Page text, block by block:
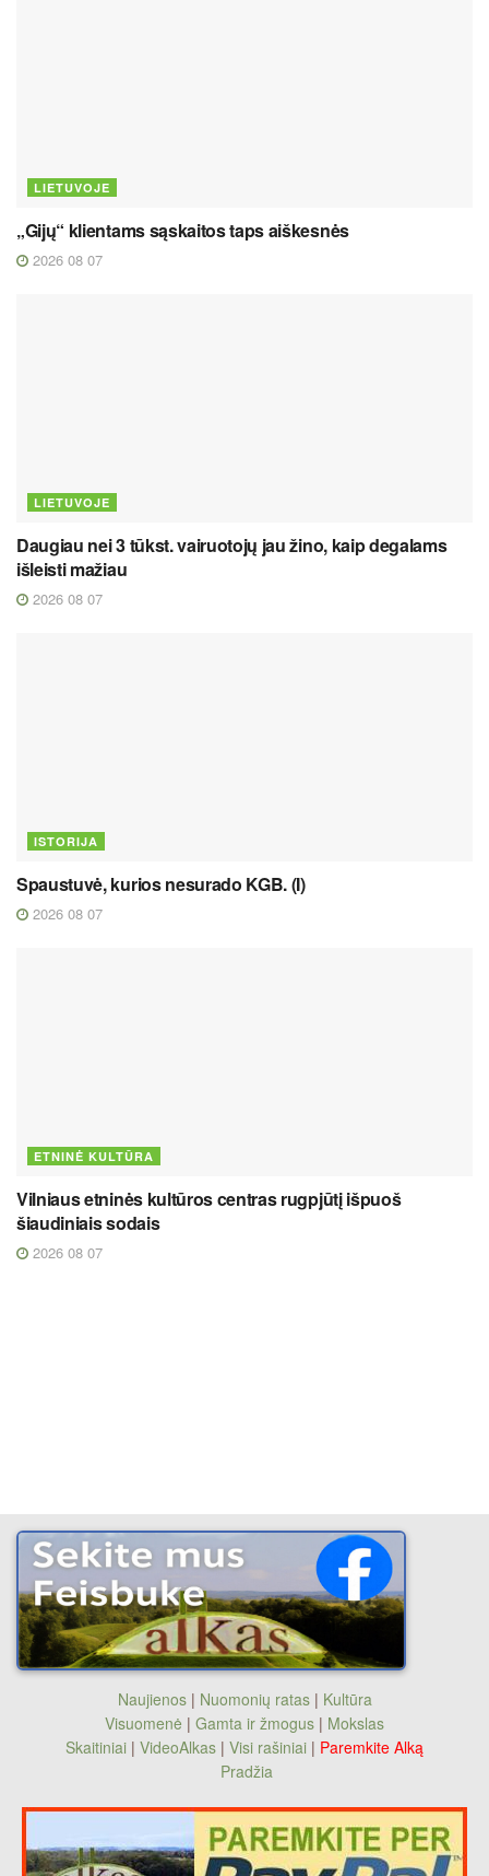
LIETUVOJE
„Gijų“ klientams sąskaitos taps aiškesnės
2026 08 07
LIETUVOJE
Daugiau nei 3 tūkst. vairuotojų jau žino, kaip degalams
išleisti mažiau
2026 08 07
ISTORIJA
Spaustuvė, kurios nesurado KGB. (I)
2026 08 07
ETNINĖ KULTŪRA
Vilniaus etninės kultūros centras rugpjūtį išpuoš
šiaudiniais sodais
2026 08 07
Naujienos| Nuomonių ratas| Kultūra
Visuomenė | Gamta ir žmogus | Mokslas
Skaitiniai | VideoAlkas | Visi rašiniai | Paremkite Alką
Pradžia